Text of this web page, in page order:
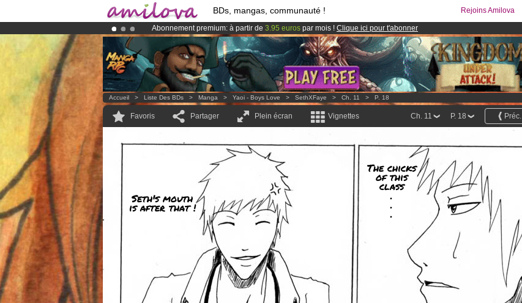
BDs, mangas, communauté ! Rejoins Amilova
Abonnement premium: à partir de 3.95 euros par mois ! Clique ici pour t'abonner
Déjà 100000membreset 1000BDs & Mangas!
LeKickstarter Amilova est désormais lancé
Accueil > Liste Des BDs > Manga > Yaoi - Boys Love > SethXFaye > Ch. 11 > P. 18
Favoris Partager Plein écran Vignettes Préc.
P. 18
Ch. 11
The chicks
of this
class
.
.
.
Seth's mouth
is after that !